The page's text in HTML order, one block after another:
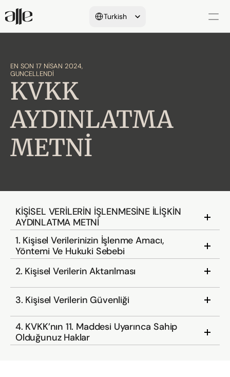
EN SON 17 NISAN 2024,
GUNCELLENDI
KVKK
AYDINLATMA
METNİ
KİŞİSEL VERİLERİN İŞLENMESİNE İLİŞKİN
AYDINLATMA METNİ
1. Kişisel Verilerinizin İşlenme Amacı,
Yöntemi Ve Hukuki Sebebi
2. Kişisel Verilerin Aktarılması
3. Kişisel Verilerin Güvenliği
4. KVKK’nın 11. Maddesi Uyarınca Sahip
Olduğunuz Haklar
Turkish
Yeminli Tercüme
Onay Süreçleri
Dil&İletişim Hizmetleri
Referanslarımız
Araştırmalar&Makaleler